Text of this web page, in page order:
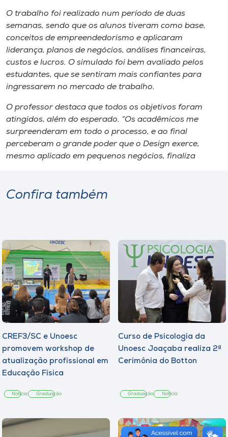
Unoesc
Store
Selecione
o idioma
A+
A-
O trabalho foi realizado num período de duas
semanas, sendo que os alunos tiveram como base,
conceitos de empreendedorismo e aplicaram
liderança, planos de negócios, análises financeiras,
custos e lucros. O simulado foi bem avaliado pelos
estudantes, que se sentiram mais confiantes para
ingressarem no mercado de trabalho.
O professor destaca que todos os objetivos foram
atingidos, além do esperado. “Os acadêmicos me
surpreenderam em todo o processo, e ao final
perceberam o grande poder que o Design exerce,
mesmo aplicado em pequenos negócios, finaliza
Confira também
CREF3/SC e Unoesc
promovem workshop de
atualização profissional em
Educação Física
Notícia Graduação
Curso de Psicologia da
Unoesc Joaçaba realiza 2ª
Cerimônia do Botton
Graduação Notícia